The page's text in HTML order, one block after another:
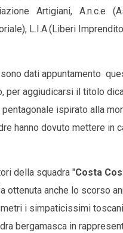
Artigiani, A.n.c.e
L.I.A.(Liberi
dati appuntamento
per aggiudicarsi il titolo
ispirato alla
hanno dovuto mettere in
della squadra "Costa
ottenuta anche lo scorso
i simpaticissimi
bergamasca in